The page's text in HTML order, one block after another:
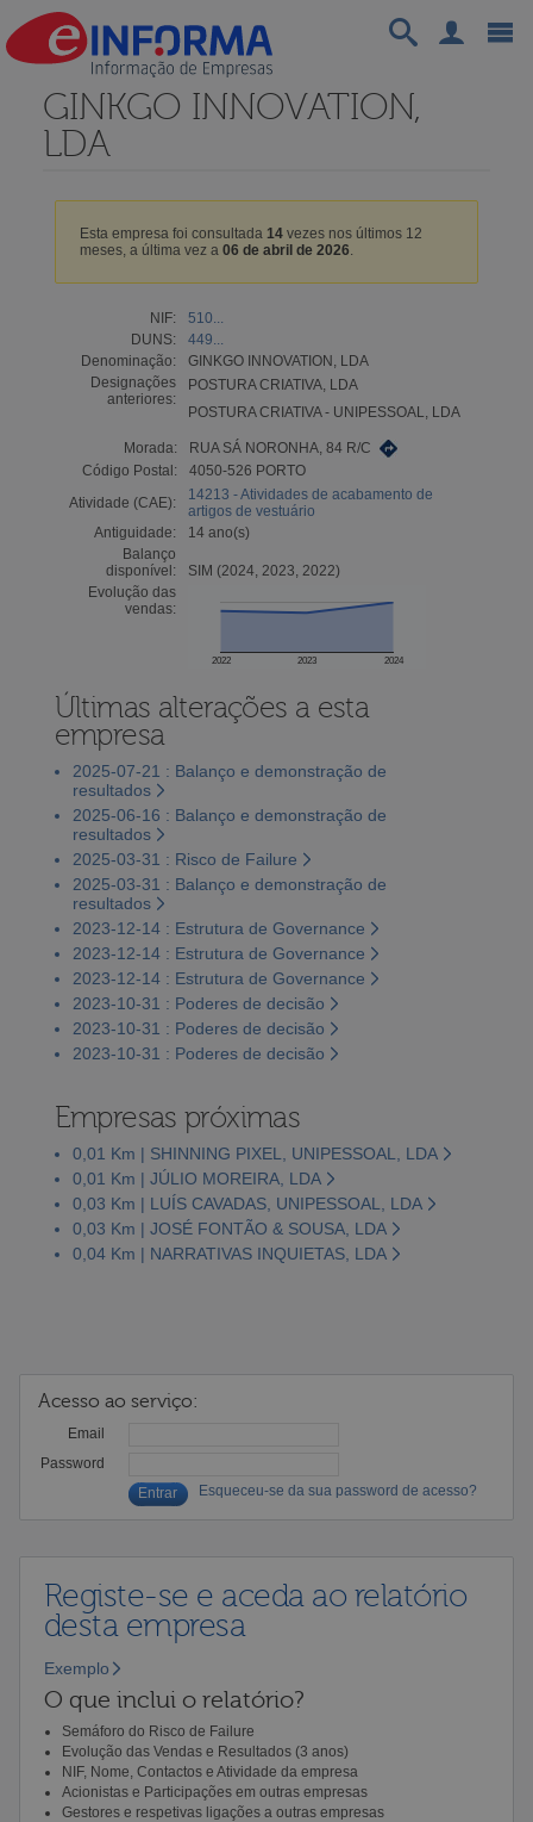
GINKGO INNOVATION,
LDA
Esta empresa foi consultada 14vezes nos últimos 12
meses, a última vez a 06 de abril de 2026.
NIF:
510...
DUNS:
449...
Denominação:
GINKGO INNOVATION, LDA
Designações
anteriores:
POSTURA CRIATIVA, LDA
POSTURA CRIATIVA - UNIPESSOAL, LDA
Morada:
RUA SÁ NORONHA, 84 R/C
Código Postal:
4050-526 PORTO
Atividade (CAE):
14213 - Atividades de acabamento de
artigos de vestuário
Antiguidade:
14 ano(s)
Balanço
disponível:
SIM (2024, 2023, 2022)
Evolução das
vendas:
2022 2023 2024
Últimas alterações a esta
empresa
2025-07-21 : Balanço e demonstração de
resultados
2025-06-16 : Balanço e demonstração de
resultados
2025-03-31 : Risco de Failure
2025-03-31 : Balanço e demonstração de
resultados
2023-12-14 : Estrutura de Governance
2023-12-14 : Estrutura de Governance
2023-12-14 : Estrutura de Governance
2023-10-31 : Poderes de decisão
2023-10-31 : Poderes de decisão
2023-10-31 : Poderes de decisão
Empresas próximas
0,01 Km | SHINNING PIXEL, UNIPESSOAL, LDA
0,01 Km | JÚLIO MOREIRA, LDA
0,03 Km | LUÍS CAVADAS, UNIPESSOAL, LDA
0,03 Km | JOSÉ FONTÃO & SOUSA, LDA
0,04 Km | NARRATIVAS INQUIETAS, LDA
Acesso ao serviço:
Email
Password
Esqueceu-se da sua password de acesso?
Registe-se e aceda ao relatório
desta empresa
Exemplo
O que inclui o relatório?
Semáforo do Risco de Failure
Evolução das Vendas e Resultados (3 anos)
NIF, Nome, Contactos e Atividade da empresa
Acionistas e Participações em outras empresas
Gestores e respetivas ligações a outras empresas